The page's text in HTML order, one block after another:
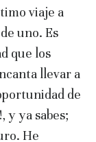
viaje a
uno. Es
que los
llevar a
de
y ya sabes;
He